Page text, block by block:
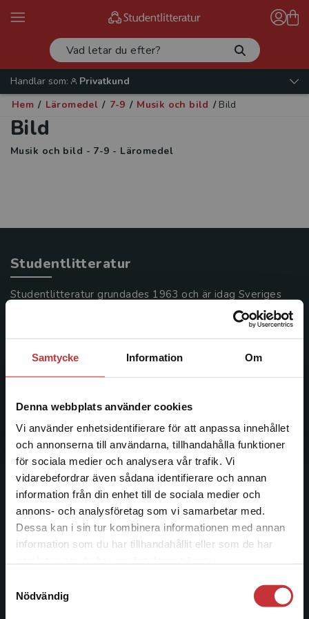
Samtycke Information Om
Denna webbplats använder cookies
Vi använder enhetsidentifierare för att anpassa innehållet
och annonserna till användarna, tillhandahålla funktioner
för sociala medier och analysera vår trafik. Vi
vidarebefordrar även sådana identifierare och annan
information från din enhet till de sociala medier och
annons- och analysföretag som vi samarbetar med.
Dessa kan i sin tur kombinera informationen med annan
information som du har tillhandahållit eller som de har
Nödvändig
Begränsad fraktregion
Det verkar som att du besöker
studentlitteratur.se via en enhet utanför Sverige.
Vi erbjuder inte leveranser utanför Sverige. För
att kunna slutföra ett köp måste
Handlar som:
Privatkund
Hem / Läromedel / 7-9 / Musik och bild / Bild
Bild
Musik och bild - 7-9 - Läromedel
Studentlitteratur
Studentlitteratur grundades 1963 och är idag Sveriges
ledande utbildningsförlag. Med läromedel, kurslitteratur,
längs hela kunskapsresan.
Kontakta oss
Kontakta oss
046-31 20 00
Postadress:
Box 141
221 00 Lund
Besöksadress:
Åkergränden 1